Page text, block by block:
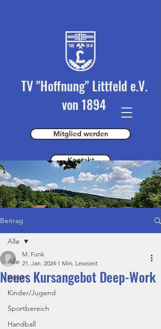
TV "Hoffnung" Littfeld e.V.
von 1894
Mitglied werden
Kontakt
Spender werden
Beitrag
Alle
Verein
Kinder/Jugend
Sportbereich
Handball
Alle
Neues Kursangebot Deep-Work
M. Funk
21. Jan. 2024 1 Min. Lesezeit